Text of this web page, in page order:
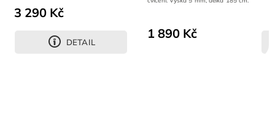
3 290 Kč
DETAIL
1 890 Kč